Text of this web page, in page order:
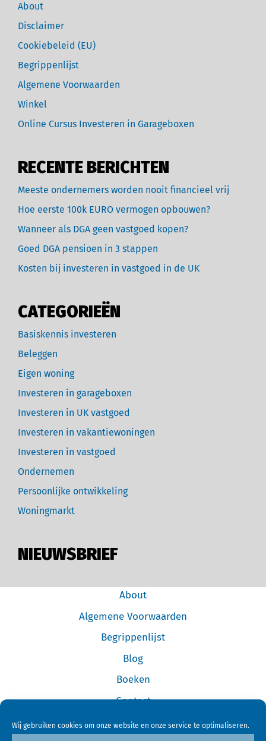
Wij gebruiken cookies om onze website en onze service te optimaliseren.
About
Disclaimer
Cookiebeleid (EU)
Begrippenlijst
Algemene Voorwaarden
Winkel
Online Cursus Investeren in Garageboxen
RECENTE BERICHTEN
Meeste ondernemers worden nooit financieel vrij
Hoe eerste 100k EURO vermogen opbouwen?
Wanneer als DGA geen vastgoed kopen?
Goed DGA pensioen in 3 stappen
Kosten bij investeren in vastgoed in de UK
CATEGORIEËN
Basiskennis investeren
Beleggen
Eigen woning
Investeren in garageboxen
Investeren in UK vastgoed
Investeren in vakantiewoningen
Investeren in vastgoed
Ondernemen
Persoonlijke ontwikkeling
Woningmarkt
NIEUWSBRIEF
About
Algemene Voorwaarden
Begrippenlijst
Blog
Boeken
Contact
Cookiebeleid (EU)